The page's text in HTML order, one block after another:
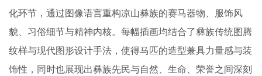
化环节，通过图像语言重构凉山彝族的赛马器物、服饰风
貌、习俗细节与精神内核。每幅插画均结合了彝族传统图腾
纹样与现代图形设计手法，使得马匹的造型兼具力量感与装
饰性，同时也展现出彝族先民与自然、生命、荣誉之间深刻